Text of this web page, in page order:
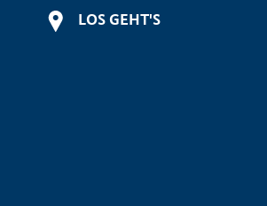
LOS GEHT'S